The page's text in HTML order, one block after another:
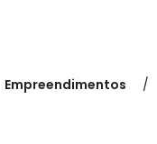
Empreendimentos